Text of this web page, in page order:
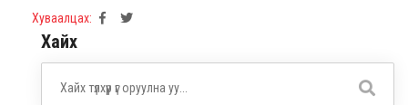
Хуваалцах:
Хайх